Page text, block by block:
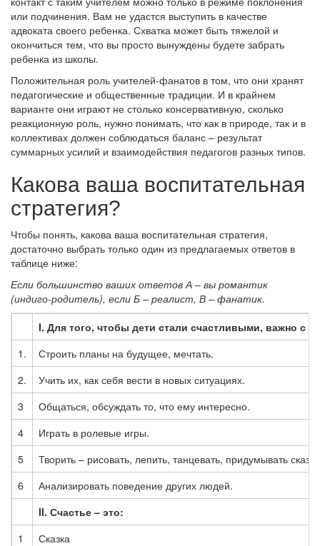
или подчинения. Вам не удастся выступить в качестве
адвоката своего ребенка. Схватка может быть тяжелой и
окончиться тем, что вы просто вынуждены будете забрать
ребенка из школы.
Положительная роль учителей-фанатов в том, что они хранят
педагогические и общественные традиции. И в крайнем
варианте они играют не столько консервативную, сколько
реакционную роль, нужно понимать, что как в природе, так и в
коллективах должен соблюдаться баланс – результат
суммарных усилий и взаимодействия педагогов разных типов.
Какова ваша воспитательная
стратегия?
Чтобы понять, какова ваша воспитательная стратегия,
достаточно выбрать только один из предлагаемых ответов в
таблице ниже:
Если большинство ваших ответов А – вы романтик
(индиго-родитель), если Б – реалист, В – фанатик.
I. Для того, чтобы дети стали счастливыми, важно с
1.
Строить планы на будущее, мечтать.
2.
Учить их, как себя вести в новых ситуациях.
3
Общаться, обсуждать то, что ему интересно.
4
Играть в ролевые игры.
5
Творить – рисовать, лепить, танцевать, придумывать
6
Анализировать поведение других людей.
II. Счастье – это:
1
Сказка